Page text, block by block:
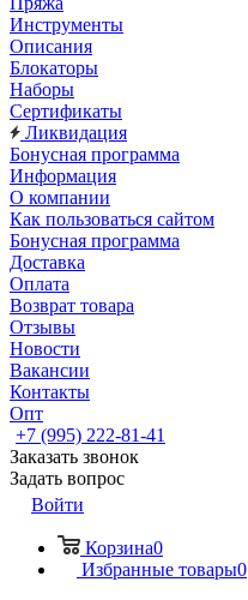
Инструменты
Описания
Блокаторы
Наборы
Сертификаты
Ликвидация
Бонусная программа
Информация
О компании
Как пользоваться сайтом
Бонусная программа
Доставка
Оплата
Возврат товара
Отзывы
Новости
Вакансии
Контакты
Опт
+7 (995) 222-81-41
Заказать звонок
Задать вопрос
Войти
Корзина0
Избранные товары0